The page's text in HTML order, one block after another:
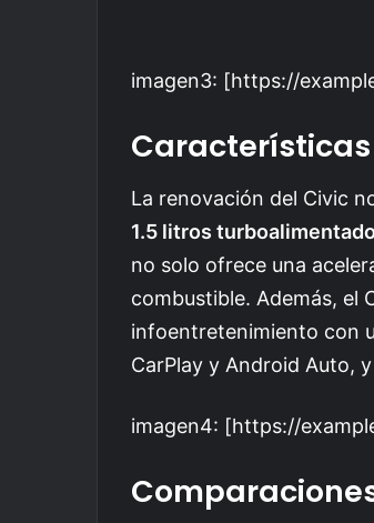
imagen3: [https://
La renovación del Civic
1.5 litros
no solo ofrece una
combustible. Además, el
infoentretenimiento con
CarPlay y Android Auto,
imagen4: [https://